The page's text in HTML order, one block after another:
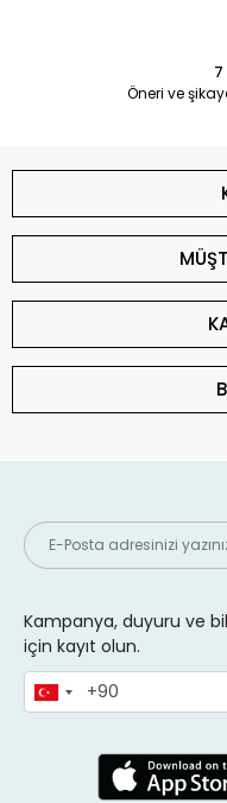
Öneri ve
Kampanya, duyuru ve
için kayıt olun.